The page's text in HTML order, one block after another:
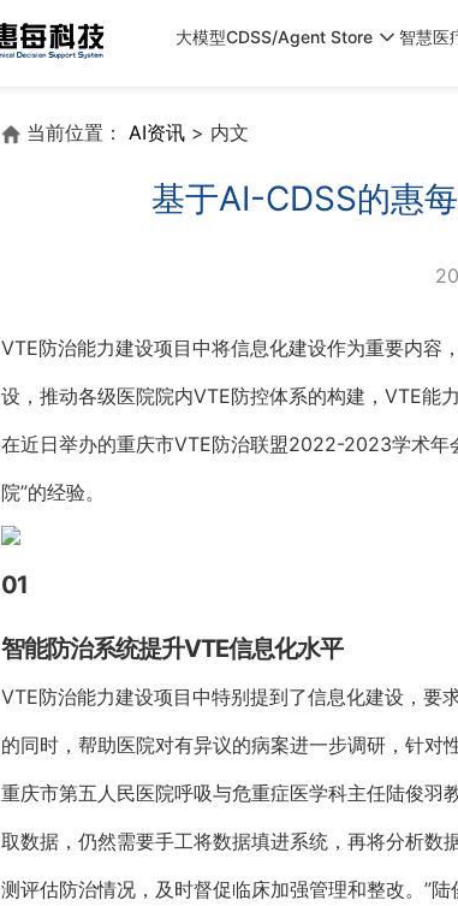
大模型CDSS/Agent Store 智慧医
当前位置： AI资讯 > 内文
基于AI-CDSS的惠
VTE防治能力建设项目中将信息化建设作为重要内容
设，推动各级医院院内VTE防控体系的构建，VTE能
在近日举办的重庆市VTE防治联盟2022-2023学术年
院”的经验。
01
智能防治系统提升VTE信息化水平
VTE防治能力建设项目中特别提到了信息化建设，要
的同时，帮助医院对有异议的病案进一步调研，针对
重庆市第五人民医院呼吸与危重症医学科主任陆俊羽
取数据，仍然需要手工将数据填进系统，再将分析
测评估防治情况，及时督促临床加强管理和整改。”陆